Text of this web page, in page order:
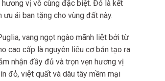
vị vô cùng đặc biệt. Đó là kết
ái ban tặng cho vùng đất này.
vang ngọt ngào mãnh liệt bởi từ
cao cấp là nguyên liệu cơ bản tạo ra
nhận đầy đủ và trọn vẹn hương vị
đỏ, việt quất và dâu tây mềm mại